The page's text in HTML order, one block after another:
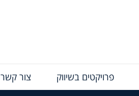
פרויקטים בשיווק צור קשר